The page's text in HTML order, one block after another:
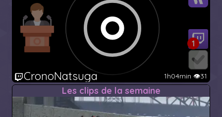
1
CronoNatsuga 1h04min 👁️31
Les clips de la semaine